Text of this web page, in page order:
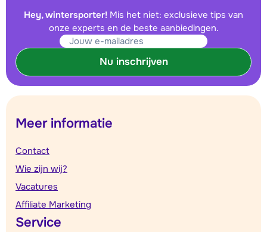
Hey, wintersporter! Mis het niet: exclusieve tips van
onze experts en de beste aanbiedingen.
Nu inschrijven
Meer informatie
Contact
Wie zijn wij?
Vacatures
Affiliate Marketing
Service